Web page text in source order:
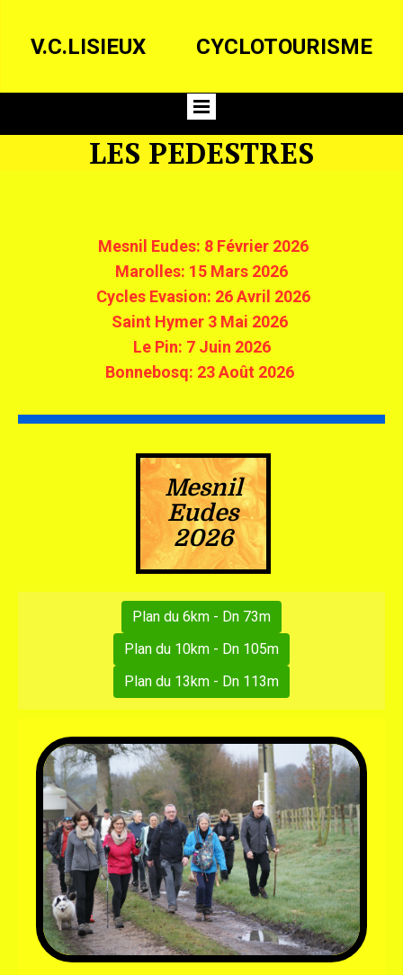
V.C.LISIEUX CYCLOTOURISME
LES PEDESTRES
Mesnil Eudes: 8 Février 2026
Marolles: 15 Mars 2026
Cycles Evasion: 26 Avril 2026
Saint Hymer 3 Mai 2026
Le Pin: 7 Juin 2026
Bonnebosq: 23 Août 2026
Mesnil
Eudes
2026
Plan du 6km - Dn 73m
Plan du 10km - Dn 105m
Plan du 13km - Dn 113m